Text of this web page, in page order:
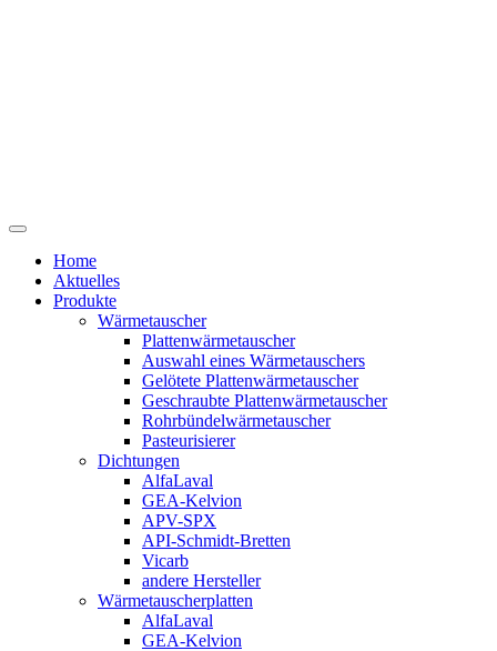
Home
Aktuelles
Produkte
Wärmetauscher
Plattenwärmetauscher
Auswahl eines Wärmetauschers
Gelötete Plattenwärmetauscher
Geschraubte Plattenwärmetauscher
Rohrbündelwärmetauscher
Pasteurisierer
Dichtungen
AlfaLaval
GEA-Kelvion
APV-SPX
API-Schmidt-Bretten
Vicarb
andere Hersteller
Wärmetauscherplatten
AlfaLaval
GEA-Kelvion